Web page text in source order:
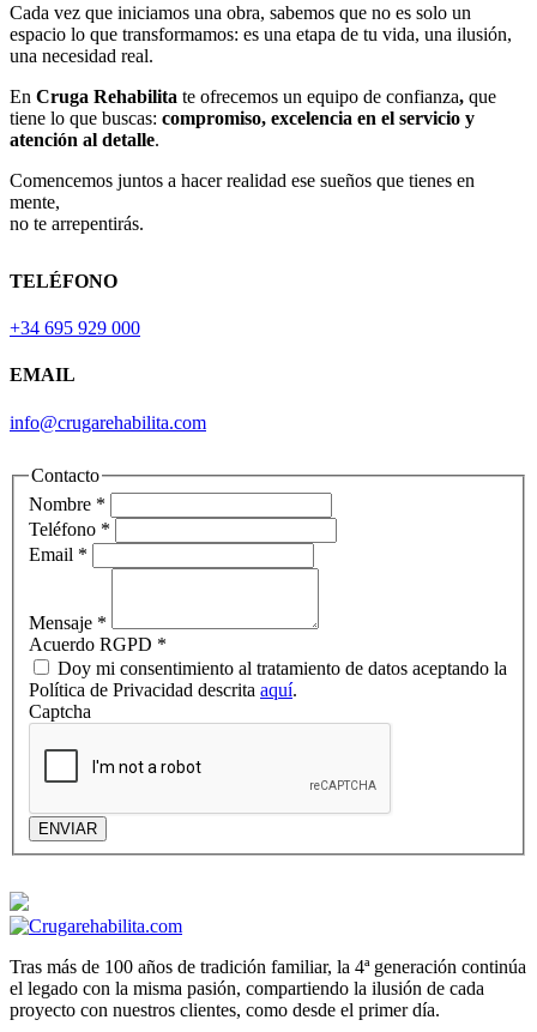
Cada vez que iniciamos una obra, sabemos que no es solo un
espacio lo que transformamos: es una etapa de tu vida, una ilusión,
una necesidad real.
En Cruga Rehabilita te ofrecemos un equipo de confianza, que
tiene lo que buscas: compromiso, excelencia en el servicio y
atención al detalle.
Comencemos juntos a hacer realidad ese sueños que tienes en
mente,
no te arrepentirás.
TELÉFONO
+34 695 929 000
EMAIL
info@crugarehabilita.com
Contacto
Nombre *
Teléfono *
Email *
Mensaje *
Acuerdo RGPD *
Política de Privacidad descrita aquí.
Captcha
ENVIAR
Tras más de 100 años de tradición familiar, la 4ª generación continúa
el legado con la misma pasión, compartiendo la ilusión de cada
proyecto con nuestros clientes, como desde el primer día.